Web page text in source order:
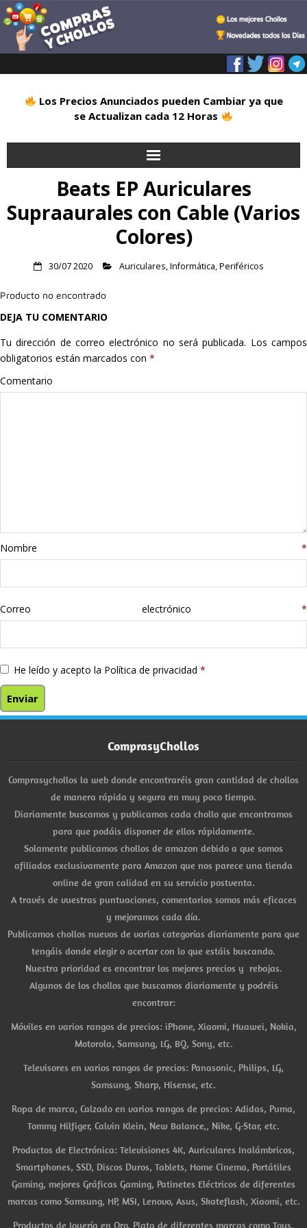
Los Precios Anunciados pueden Cambiar ya que
se Actualizan cada 12 Horas
Alimentación
Hogar
Informática
Listas
libros
Beats EP Auriculares
Supraaurales con Cable (Varios
Colores)
30/07 2020 Auriculares,Informática,Periféricos
Producto no encontrado
DEJA TU COMENTARIO
Tu dirección de correo electrónico no será publicada. Los campos
obligatorios están marcados con *
Comentario
Nombre *
Correo electrónico *
He leído y acepto la Política de privacidad *
ComprasyChollos
Comprasychollos la web donde encontraréis gran cantidad de chollos
de manera rápida y segura en muy poco tiempo.
Diariamente buscamos y publicamos cada chollo que encontramos
para que podáis disponer de ellos rápidamente.
Solamente publicamos chollos de amazon debido a que somos
afiliados exclusivamente para Amazon que nos parece una tienda
online de gran calidad en su servicio postventa.
A través de vuestras puntuaciones, comentarios somos más eficaces
y mejoramos cada día.
Publicamos chollos nuevos de varias categorías diariamente para que
tengáis donde elegir o acertar con lo que estáis buscando.
Nuestra prioridad es encontrar los mejores precios y rebajas.
Algunos de los chollos que buscamos diariamente y podréis
encontrar:
Móviles en varios rangos de precios: iPhone, Xiaomi, Huawei, Nokia,
Motorola, Samsung, LG, BQ, Sony, etc.
Televisores en varios rangos de precios: Panasonic, Philips, LG,
Samsung, Sharp, Hisense, etc.
Ropa de marca, Calzado en varios rangos de precios: Adidas, Puma,
Tommy Hilfiger, Calvin Klein, New Balance,, Nike, G-Star, etc.
Productos de Electrónica: Televisiones 4K, Auriculares Inalámbricos,
Smartphones, SSD, Discos Duros, Tablets, Home Cinema, Portátiles
Gaming, mejores Gráficas Gaming, Patinetes Eléctricos de diferentes
marcas como Samsung, HP, MSI, Lenovo, Asus, Skateflash, Xiaomi, etc.
Productos de Joyería en Oro, Plata de diferentes marcas como Tous,